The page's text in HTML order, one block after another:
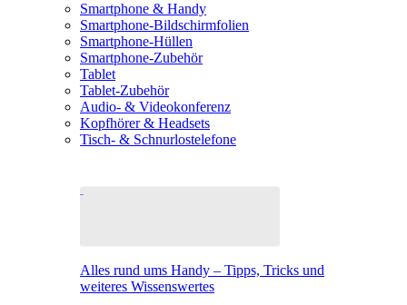
Smartphone & Handy
Smartphone-Bildschirmfolien
Smartphone-Hüllen
Smartphone-Zubehör
Tablet
Tablet-Zubehör
Audio- & Videokonferenz
Kopfhörer & Headsets
Tisch- & Schnurlostelefone
Alles rund ums Handy – Tipps, Tricks und
weiteres Wissenswertes